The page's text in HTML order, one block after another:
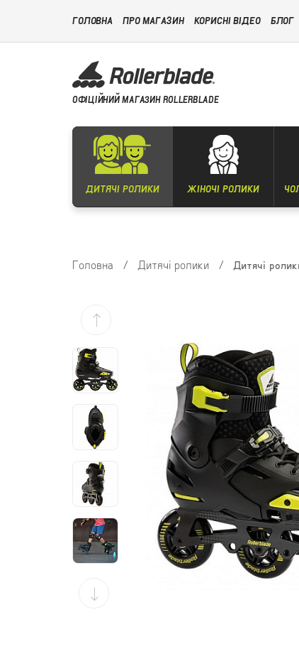
ГОЛОВНА ПРО МАГАЗИН КОРИСНІ ВІДЕО БЛОГ
ОФІЦІЙНИЙ МАГАЗИН ROLLERBLADE
ДИТЯЧІ РОЛИКИ ЖІНОЧІ РОЛИКИ
Головна / Дитячі ролики / Дитячі